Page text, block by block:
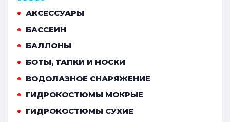
АКСЕССУАРЫ
БАССЕИН
БАЛЛОНЫ
БОТЫ, ТАПКИ И НОСКИ
ВОДОЛАЗНОЕ СНАРЯЖЕНИЕ
ГИДРОКОСТЮМЫ МОКРЫЕ
ГИДРОКОСТЮМЫ СУХИЕ